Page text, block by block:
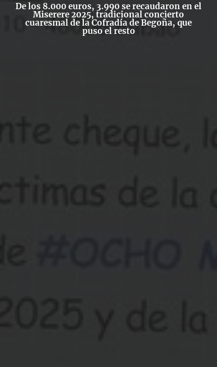
De los 8.000 euros, 3.990 se recaudaron en el
Miserere 2025, tradicional concierto
cuaresmal de la Cofradía de Begoña, que
puso el resto